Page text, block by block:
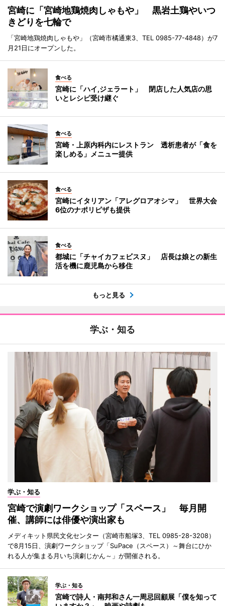
宮崎に「宮崎地鶏焼肉しゃもや」 黒岩土鶏やいつ
きどりを七輪で
「宮崎地鶏焼肉しゃもや」（宮崎市橘通東3、TEL 0985-77-4848）が7
月21日にオープンした。
食べる
宮崎に「ハイ,ジェラート」 閉店した人気店の思
いとレシピ受け継ぐ
食べる
宮崎・上原内科内にレストラン 透析患者が「食を
楽しめる」メニュー提供
食べる
宮崎にイタリアン「アレグロアオシマ」 世界大会
6位のナポリピザも提供
食べる
都城に「チャイカフェビスヌ」 店長は娘との新生
活を機に鹿児島から移住
もっと見る
学ぶ・知る
学ぶ・知る
宮崎で演劇ワークショップ「スペース」 毎月開
催、講師には俳優や演出家も
メディキット県民文化センター（宮崎市船塚3、TEL 0985-28-3208）
で8月15日、演劇ワークショップ「SuPace（スペース）～舞台にひか
れる人が集まる月いち演劇じかん～」が開催される。
学ぶ・知る
宮崎で詩人・南邦和さん一周忌回顧展「僕を知って